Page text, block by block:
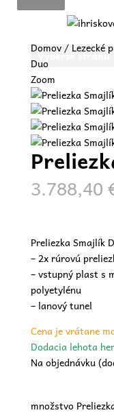
Vyberte stranu
Domov/ Lezecké
Duo
Zoom
3.788,40
Preliezka Smajlík
– 2x rúrovú
– vstupný plast s
polyetylénu
– lanový tunel
Cena je vrátane
Dodacia lehota
Na objednávku
množstvo